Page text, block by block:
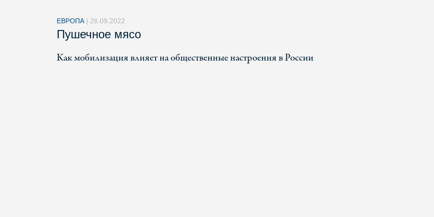
ЕВРОПА | 26.09.2022
Пушечное мясо
Как мобилизация влияет на общественные настроения в России